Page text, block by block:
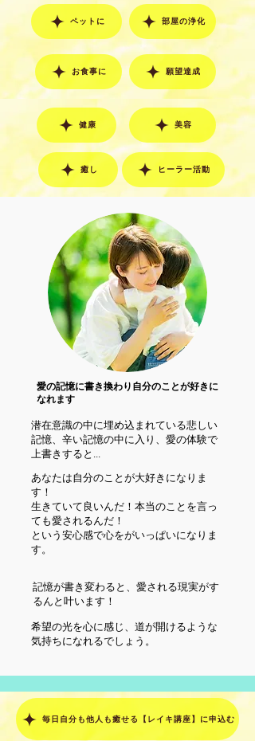
ペットに 部屋の浄化
お食事に 願望達成
健康
癒し
美容
ヒーラー活動
​愛の記憶に書き換わり自分のことが好きに
なれます
​潜在意識の中に埋め込まれている悲しい
記憶、辛い記憶の中に入り、愛の体験で
上書きすると...
あなたは自分のことが大好きになりま
す！
生きていて良いんだ！本当のことを言っ
ても愛されるんだ！
という安心感で心をがいっぱいになりま
す。
記憶が書き変わると、愛される現実がす
るんと叶います！
希望の光を心に感じ、道が開けるような
気持ちになれるでしょう。
毎日自分も他人も癒せる【レイキ講座】に申込む